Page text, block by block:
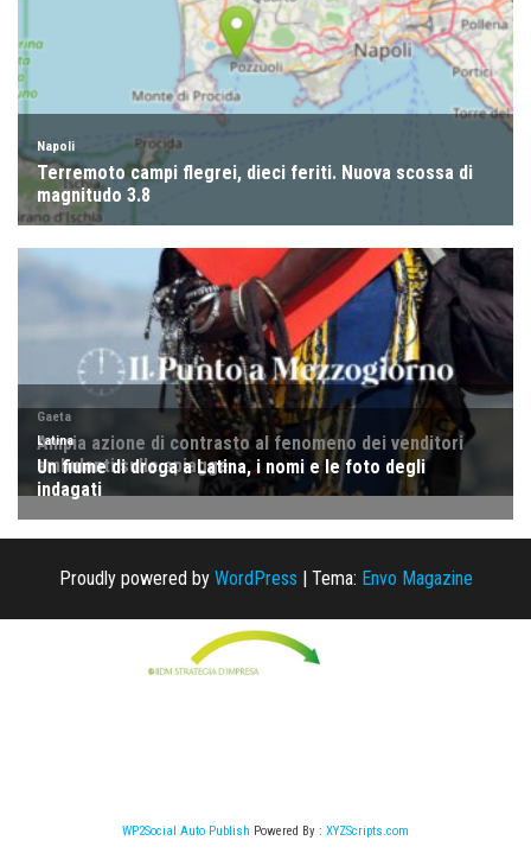
Proudly powered by WordPress | Tema: Envo Magazine
WP2Social Auto Publish Powered By : XYZScripts.com